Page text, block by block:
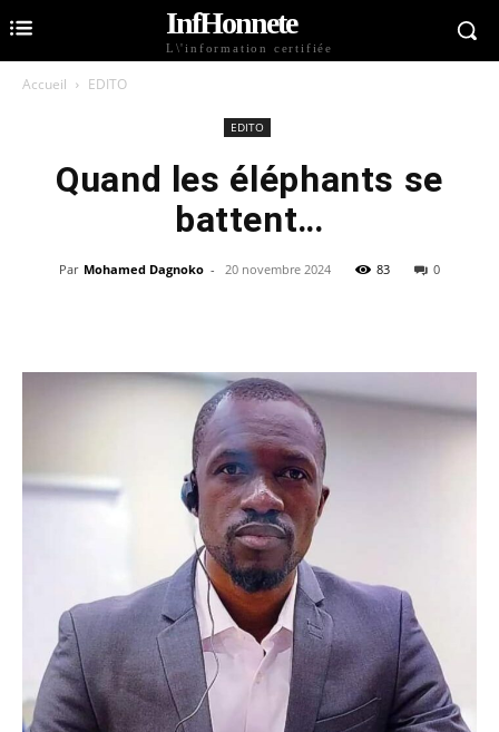
InfHonnete
L\'information certifiée
Accueil EDITO
EDITO
Quand les éléphants se
battent…
Par Mohamed Dagnoko - 20 novembre 2024 83 0